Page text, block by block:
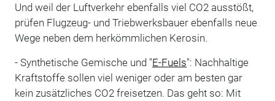
Und weil der Luftverkehr ebenfalls viel CO2 ausstößt,
prüfen Flugzeug- und Triebwerksbauer ebenfalls neue
Wege neben dem herkömmlichen Kerosin.
- Synthetische Gemische und "E-Fuels": Nachhaltige
Kraftstoffe sollen viel weniger oder am besten gar
kein zusätzliches CO2 freisetzen. Das geht so: Mit